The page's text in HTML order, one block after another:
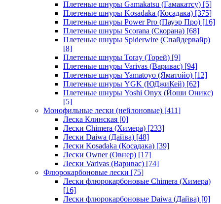
Плетеные шнуры Gamakatsu (Гамакатсу) [5]
Плетеные шнуры Kosadaka (Косадака) [375]
Плетеные шнуры Power Pro (Пауэр Про) [16]
Плетеные шнуры Scorana (Скорана) [68]
Плетеные шнуры Spiderwire (Спайдервайр)
[8]
Плетеные шнуры Toray (Торей) [9]
Плетеные шнуры Varivas (Варивас) [94]
Плетеные шнуры Yamatoyo (Яматойо) [12]
Плетеные шнуры YGK (ЮДжиКей) [62]
Плетеные шнуры Yoshi Onyx (Йоши Оникс)
[5]
Монофильные лески (нейлоновые) [411]
Леска Клинская [0]
Лески Chimera (Химера) [233]
Лески Daiwa (Дайва) [48]
Лески Kosadaka (Косадака) [39]
Лески Owner (Овнер) [17]
Лески Varivas (Варивас) [74]
Флюрокарбоновые лески [75]
Лески флюрокарбоновые Chimera (Химера)
[16]
Лески флюрокарбоновые Daiwa (Дайва) [0]